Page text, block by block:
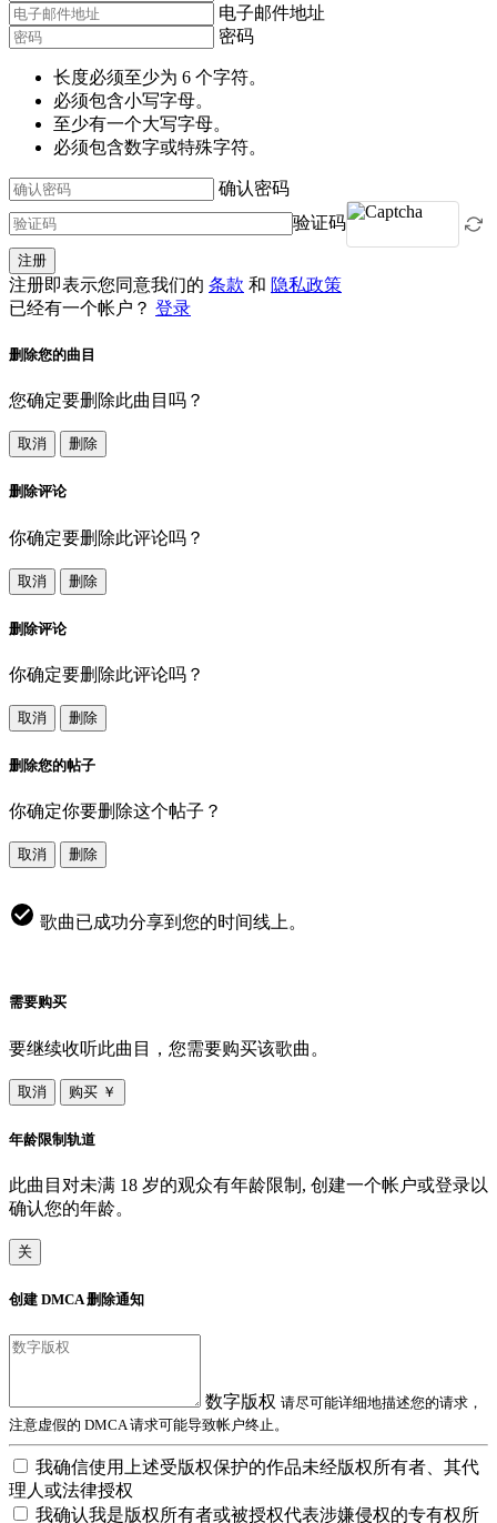
电子邮件地址
密码
长度必须至少为 6 个字符。
必须包含小写字母。
至少有一个大写字母。
必须包含数字或特殊字符。
确认密码
验证码
注册
注册即表示您同意我们的 条款 和 隐私政策
已经有一个帐户？ 登录
删除您的曲目
您确定要删除此曲目吗？
取消 删除
删除评论
你确定要删除此评论吗？
取消 删除
删除评论
你确定要删除此评论吗？
取消 删除
删除您的帖子
你确定你要删除这个帖子？
取消 删除
歌曲已成功分享到您的时间线上。
需要购买
要继续收听此曲目，您需要购买该歌曲。
取消 购买 ￥
年龄限制轨道
此曲目对未满 18 岁的观众有年龄限制, 创建一个帐户或登录以
确认您的年龄。
关
创建 DMCA 删除通知
数字版权 请尽可能详细地描述您的请求，
注意虚假的 DMCA 请求可能导致帐户终止。
我确信使用上述受版权保护的作品未经版权所有者、其代
理人或法律授权
我确认我是版权所有者或被授权代表涉嫌侵权的专有权所